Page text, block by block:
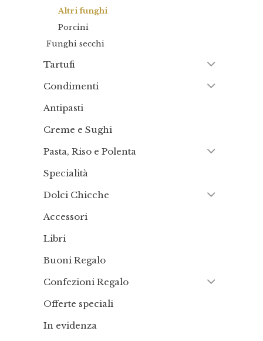
Altri funghi
Porcini
Funghi secchi
Tartufi
Condimenti
Antipasti
Creme e Sughi
Pasta, Riso e Polenta
Specialità
Dolci Chicche
Accessori
Libri
Buoni Regalo
Confezioni Regalo
Offerte speciali
In evidenza